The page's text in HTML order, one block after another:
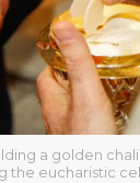
a golden
the eucharistic